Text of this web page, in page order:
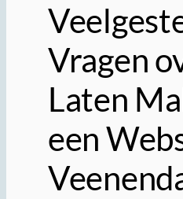
Vragen
Laten
een